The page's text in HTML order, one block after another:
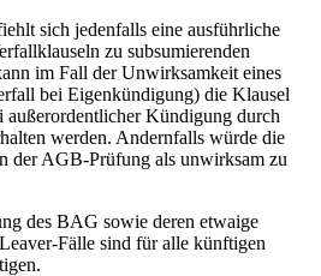
sich jedenfalls eine ausführliche
zu subsumierenden
im Fall der Unwirksamkeit eines
bei Eigenkündigung) die Klausel
Kündigung durch
werden. Andernfalls würde die
der AGB-Prüfung als unwirksam zu
des BAG sowie deren etwaige
Fälle sind für alle künftigen